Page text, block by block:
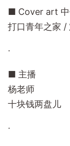
■ Cover art 中
打口青年之家 /
·
■ 主播
杨老师
十块钱两盘儿
·